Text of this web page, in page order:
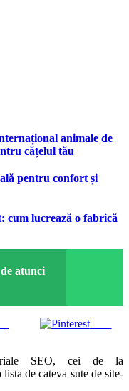
animale de
cățelul tău
pentru confort și
cum lucrează o fabrică
atunci
Save
SEO, cei de la
de cateva sute de site-